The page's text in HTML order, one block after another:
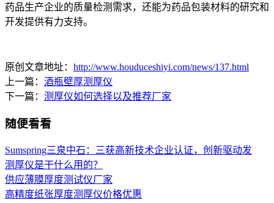
药品生产企业的质量检测需求，还能为药品包装材料的研究和
开发提供有力支持。
原创文章地址： http://www.houduceshiyi.com/news/137.html
上一篇： 酒瓶壁厚测厚仪
下一篇： 测厚仪如何选择以及推荐厂家
随便看看
Sumspring三泉中石：三获高新技术企业认证，创新驱动发
测厚仪是干什么用的？
供应薄膜厚度测试仪厂家
高精度纸张厚度测厚仪价格优惠